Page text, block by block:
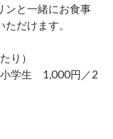
と一緒にお食事
だけます。
り）
学生 1,000円／2